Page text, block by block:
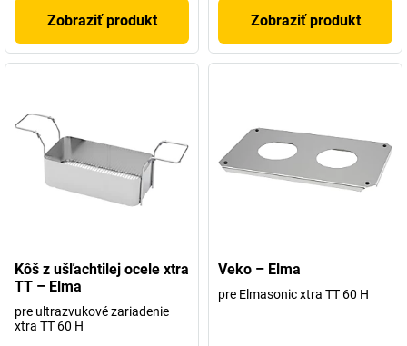
Zobraziť produkt Zobraziť produkt
Kôš z ušľachtilej ocele xtra
TT – Elma
pre ultrazvukové zariadenie
xtra TT 60 H
Veko – Elma
pre Elmasonic xtra TT 60 H